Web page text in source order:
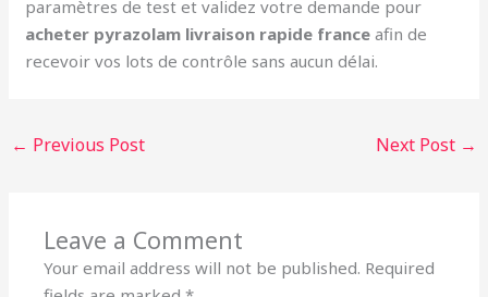
paramètres de test et validez votre demande pour
acheter pyrazolam livraison rapide france afin de
recevoir vos lots de contrôle sans aucun délai.
← Previous Post Next Post →
Leave a Comment
Your email address will not be published. Required